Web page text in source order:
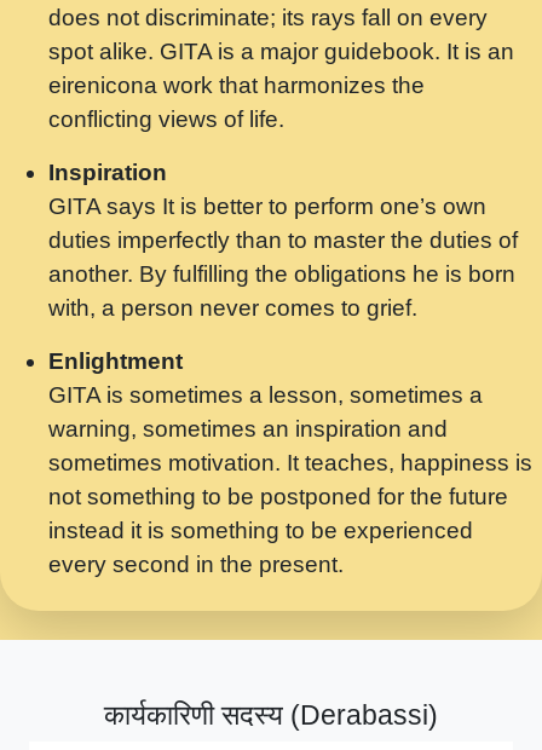
मन अशांत मंत्र जाप - गीता प्रेरणा -Swami
Gyananand Ji Maharaj.mp3
मन बध लय परम वल कगन Special Shyam
Saawariya.mp3
मर गनय न अपरध लडडल शर रध.... Shri
ravinandan shastri ji maharaj.mp3
मेरे मन हरी का ध्यान लगा - भजन भाव - 2018 -
Rishikesh - Swami Gyananand Ji
Maharaj.mp3
यह हसरत तलब ह नकज कमर Yahi Hasraten
Talab Hai Bhav Pravah #bhajan.mp3
लडल ज बल ल क ज न लग Sadhvi Purnima Ji
7.9.2021 जवल नगर दलल #बसर.mp3
सख भ मझ पयर ह दख भ मझ पयर ह!छड म कस दत
सपरहट भजन 2021 - तर अखय ह जद भर बहर ज म
सपरहट शयम भजन - जय जय शयम जय जय शयम
does not discriminate; its rays fall on every
spot alike. GITA is a major guidebook. It is an
eirenicona work that harmonizes the
conflicting views of life.
Inspiration
GITA says It is better to perform one’s own
duties imperfectly than to master the duties of
another. By fulfilling the obligations he is born
with, a person never comes to grief.
Enlightment
GITA is sometimes a lesson, sometimes a
warning, sometimes an inspiration and
sometimes motivation. It teaches, happiness is
not something to be postponed for the future
instead it is something to be experienced
every second in the present.
कार्यकारिणी सदस्य (Derabassi)